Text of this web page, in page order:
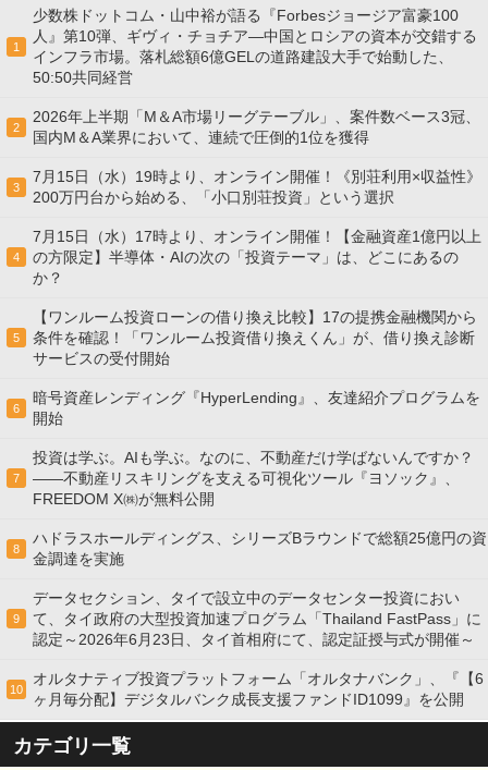
1
少数株ドットコム・山中裕が語る『Forbesジョージア富豪100
人』第10弾、ギヴィ・チョチア―中国とロシアの資本が交錯する
インフラ市場。落札総額6億GELの道路建設大手で始動した、
50:50共同経営
2
2026年上半期「M＆A市場リーグテーブル」、案件数ベース3冠、
国内M＆A業界において、連続で圧倒的1位を獲得
3
7月15日（水）19時より、オンライン開催！《別荘利用×収益性》
200万円台から始める、「小口別荘投資」という選択
4
7月15日（水）17時より、オンライン開催！【金融資産1億円以上
の方限定】半導体・AIの次の「投資テーマ」は、どこにあるの
か？
5
【ワンルーム投資ローンの借り換え比較】17の提携金融機関から
条件を確認！「ワンルーム投資借り換えくん」が、借り換え診断
サービスの受付開始
6
暗号資産レンディング『HyperLending』、友達紹介プログラムを
開始
7
投資は学ぶ。AIも学ぶ。なのに、不動産だけ学ばないんですか？
——不動産リスキリングを支える可視化ツール『ヨソック』、
FREEDOM X㈱が無料公開
8
ハドラスホールディングス、シリーズBラウンドで総額25億円の資
金調達を実施
9
データセクション、タイで設立中のデータセンター投資におい
て、タイ政府の大型投資加速プログラム「Thailand FastPass」に
認定～2026年6月23日、タイ首相府にて、認定証授与式が開催～
10
オルタナティブ投資プラットフォーム「オルタナバンク」、『【6
ヶ月毎分配】デジタルバンク成長支援ファンドID1099』を公開
カテゴリ一覧